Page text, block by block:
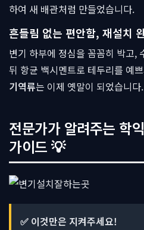
하여 새 배관처럼 만들었습니다.
흔들림 없는 편안함, 재설치
변기 하부에 정심을 꼼꼼히 박고,
뒤 항균 백시멘트로 테두리를 예
기역류는 이제 옛말이 되었습니다.
전문가가 알려주는 학
가이드 💡
✅ 이것만은 지켜주세요!